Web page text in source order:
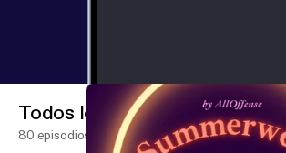
Todos los episodios
80 episodios